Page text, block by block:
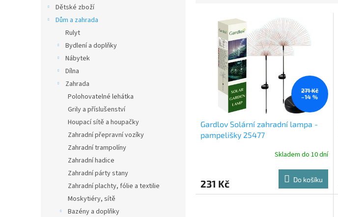
Dětské zboží
Dům a zahrada
Rulyt
Bydlení a doplňky
Nábytek
Dílna
Zahrada
Polohovatelné lehátka
Grily a příslušenství
Houpací sítě a houpačky
Zahradní přepravní vozíky
Zahradní trampolíny
Zahradní hadice
Zahradní párty stany
Zahradní plachty, fólie a textilie
Moskytiéry, sítě
Bazény a doplňky
271 Kč
–14 %
Gardlov Solární zahradní lampa -
pampelišky 25477
Skladem do 10 dní
231 Kč Do košíku